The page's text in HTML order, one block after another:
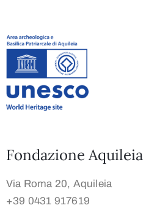
Fondazione Aquileia
Via Roma 20, Aquileia
+39 0431 917619